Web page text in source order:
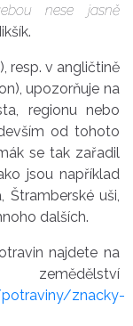
nese jasně
resp. v angličtině
upozorňuje na
regionu nebo
od tohoto
se tak zařadil
jsou například
Štramberské uši,
dalších.
najdete na
znacky-